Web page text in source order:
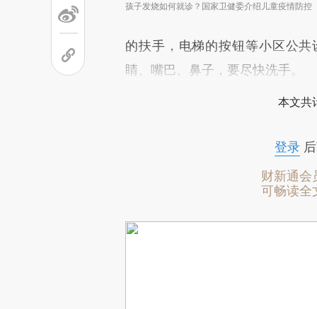
孩子发烧如何就诊？国家卫健委介绍儿童疫情防控
的扶手，电梯的按钮等小区公
睛、嘴巴、鼻子，要尽快洗手。
本文共
登录后
财新通会
可畅读全